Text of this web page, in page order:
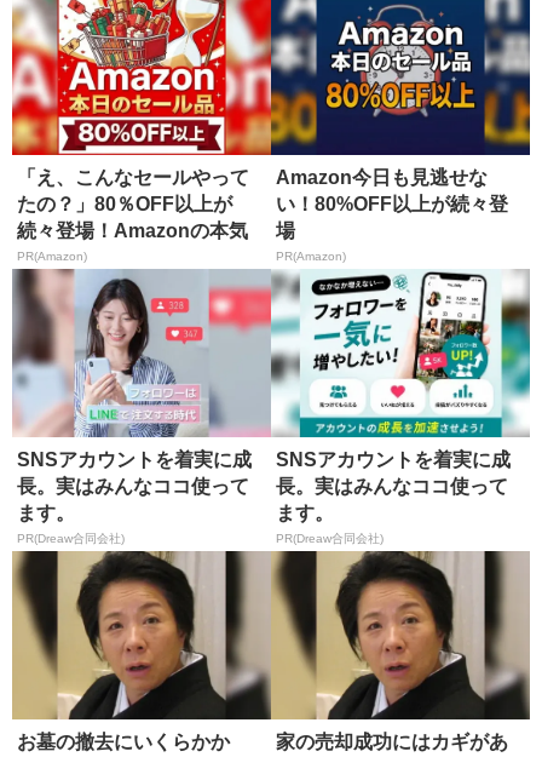
「え、こんなセールやって
たの？」80％OFF以上が
続々登場！Amazonの本気
が...
PR(Amazon)
Amazon今日も見逃せな
い！80%OFF以上が続々登
場
PR(Amazon)
SNSアカウントを着実に成
長。実はみんなココ使って
ます。
PR(Dreaw合同会社)
SNSアカウントを着実に成
長。実はみんなココ使って
ます。
PR(Dreaw合同会社)
お墓の撤去にいくらかか
家の売却成功にはカギがあ